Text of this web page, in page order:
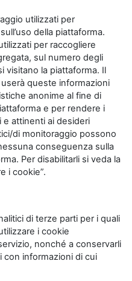
utilizzati per
della piattaforma.
per raccogliere
sul numero degli
visitano la piattaforma. Il
queste informazioni
anonime al fine di
e per rendere i
attinenti ai desideri
di monitoraggio possono
conseguenza sulla
Per disabilitarli si veda la
i cookie”.
di terze parti per i quali
i cookie
nonché a conservarli
con informazioni di cui